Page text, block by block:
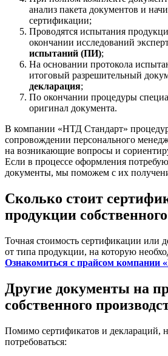
анализ пакета документов и
сертификации;
Проводятся испытания
окончании исследований
испытаний (ПИ);
На основании протокола
итоговый разрешительный
декларация;
По окончании процедуры
оригинал документа.
В компании «НТД Стандарт»
сопровождении персонального
на возникающие вопросы и
Если в процессе оформления
документы, мы поможем с их
Сколько стоит
продукции
Точная стоимость сертификации или
от типа продукции, на которую
Ознакомиться с прайсом компании
Другие документы на
собственного
Помимо сертификатов и деклараций,
потребоваться: